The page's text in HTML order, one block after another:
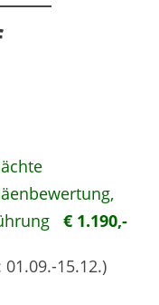
€ 1.190,-
01.09.-15.12.)